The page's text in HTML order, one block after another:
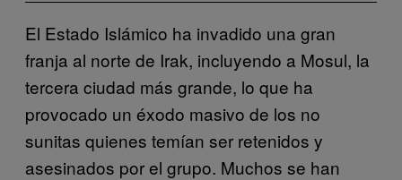
El Estado Islámico ha invadido una gran
franja al norte de Irak, incluyendo a Mosul, la
tercera ciudad más grande, lo que ha
provocado un éxodo masivo de los no
sunitas quienes temían ser retenidos y
asesinados por el grupo. Muchos se han